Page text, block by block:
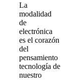
La
modalidad
de
electrónica
es el corazón
del
pensamiento
tecnología de
nuestro